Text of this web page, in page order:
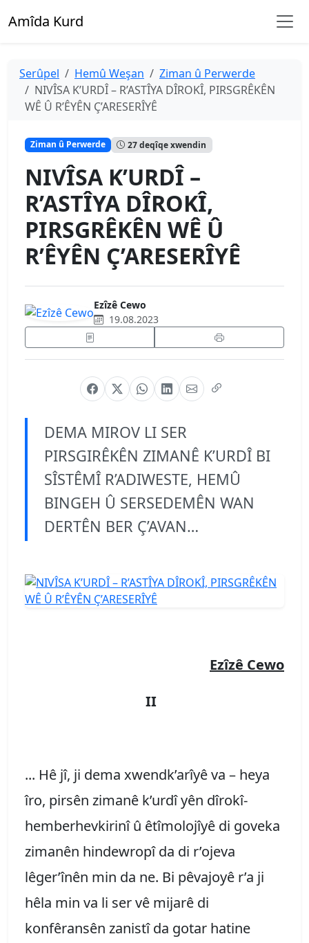
Amîda Kurd
Serûpel Hemû Weşan
Ziman û Perwerde
NIVÎSA K’URDÎ – R’ASTÎYA DÎROKÎ, PIRSGRÊKÊN
WÊ Û R’ÊYÊN Ç’ARESERÎYÊ
Ziman û Perwerde 27 deqîqe xwendin
NIVÎSA K’URDÎ –
R’ASTÎYA DÎROKÎ,
PIRSGRÊKÊN WÊ Û
R’ÊYÊN Ç’ARESERÎYÊ
Ezîzê Cewo
19.08.2023
DEMA MIROV LI SER
PIRSGIRÊKÊN ZIMANÊ K’URDÎ BI
SÎSTÊMÎ R’ADIWESTE, HEMÛ
BINGEH Û SERSEDEMÊN WAN
DERTÊN BER Ç’AVAN…
Ezîzê Cewo
II
... Hê jî, ji dema xwendk’arîyê va – heya
îro, pirsên zimanê k’urdî yên dîrokî-
hemberhevkirinî û êtîmolojîyê di goveka
zimanên hindewropî da di r’ojeva
lêger’înên min da ne. Bi pêvajoyê r’a ji
hêla min va li ser vê mijarê di
konfêransên zanistî da gotar hatine